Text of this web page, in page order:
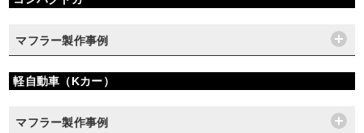
マフラー製作事例
軽自動車（Kカー）
マフラー製作事例